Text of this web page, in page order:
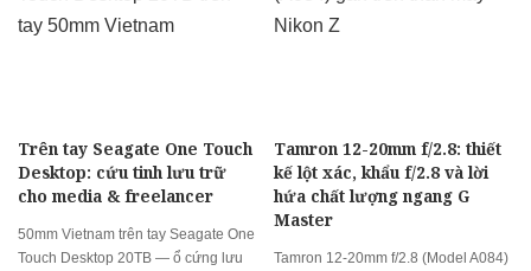
Trên tay Seagate One Touch
Desktop: cứu tinh lưu trữ
cho media & freelancer
50mm Vietnam trên tay Seagate One
Touch Desktop 20TB — ổ cứng lưu
Tamron 12-20mm f/2.8: thiết
kế lột xác, khẩu f/2.8 và lời
hứa chất lượng ngang G
Master
Tamron 12-20mm f/2.8 (Model A084)